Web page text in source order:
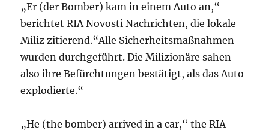
„Er (der Bomber) kam in einem Auto an,“
berichtet RIA Novosti Nachrichten, die lokale
Miliz zitierend.“Alle Sicherheitsmaßnahmen
wurden durchgeführt. Die Milizionäre sahen
also ihre Befürchtungen bestätigt, als das Auto
explodierte.“
„He (the bomber) arrived in a car,“ the RIA